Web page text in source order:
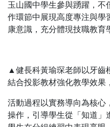
玉山國中學生參與踴躍，
作環節中展現高度專注與學
康意識，充分體現技職教育
▲健長科黃瑜琛老師以牙齒
結合投影教材強化教學效果
活動過程以實務導向為核
操作，引導學生從「知道」